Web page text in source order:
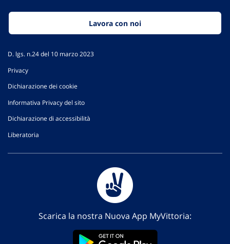
Lavora con noi
D. lgs. n.24 del 10 marzo 2023
Privacy
Dichiarazione dei cookie
Informativa Privacy del sito
Dichiarazione di accessibilità
Liberatoria
Scarica la nostra Nuova App MyVittoria: